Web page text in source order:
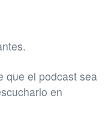
que el podcast sea
en